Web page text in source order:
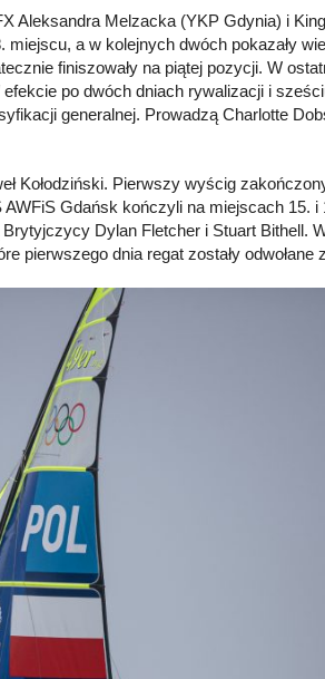
Aleksandra Melzacka (YKP Gdynia) i
a w kolejnych dwóch pokazały
finiszowały na piątej pozycji. W
po dwóch dniach rywalizacji i
generalnej. Prowadzą Charlotte
Kołodziński. Pierwszy wyścig
Gdańsk kończyli na miejscach 15.
Dylan Fletcher i Stuart Bithell.
pierwszego dnia regat zostały odwołane